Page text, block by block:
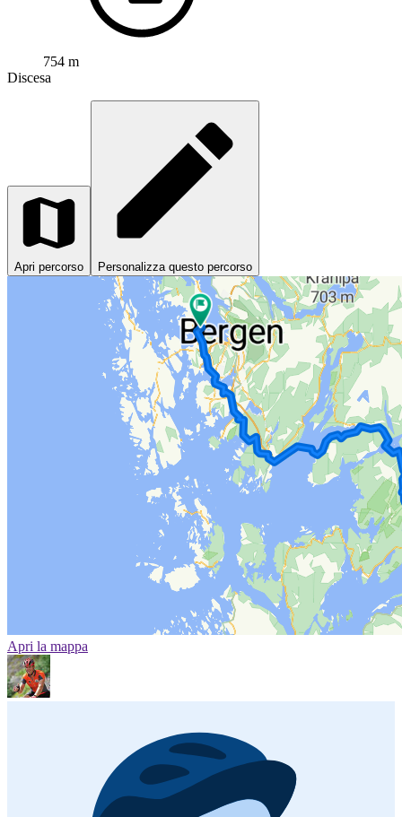
754 m
Discesa
Apri percorso Personalizza questo percorso
Apri la mappa